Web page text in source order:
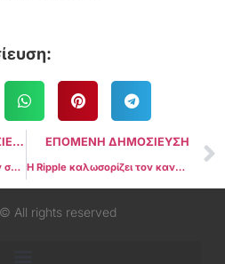
ΠΡΟΗΓΟΥΜΕΝΗ ΔΗΜΟΣΙΕΥΣΗ
SEC και Binance επιδιώκουν συμβιβασμό για το πάγωμα των περιουσιακών στοιχείων των ΗΠΑ
ΕΠΟΜΕΝΗ ΔΗΜΟΣΙΕΥΣΗ
Η Ripple καλωσορίζει τον κανονισμό MiCA καθώς η αγωγή στις ΗΠΑ υπογραμμίζει την έλλειψη σαφήνειας
All rights reserved